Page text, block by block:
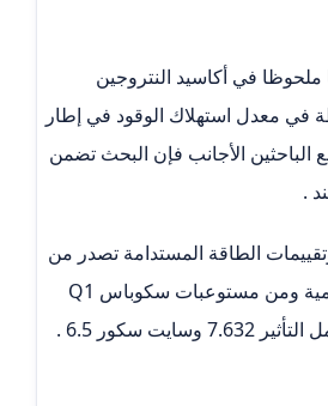
ملحوظا في أكاسيد النتروجين
في معدل استهلاك الوقود في إطار
الباحثين الأجانب فإن البحث تضمن
.
الطاقة المستدامة تصدر من
دار النشر السفير العالمية ومن مستوعبات سكوباس Q1
سكور 6.5 .